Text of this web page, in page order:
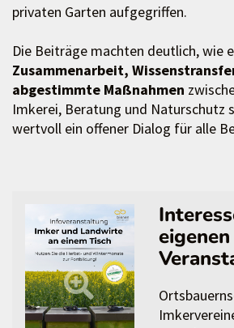
privaten Garten aufgegriffen.
Die Beiträge machten deutlich, wie
Zusammenarbeit,
abgestimmte Maßnahmen
Imkerei, Beratung und Naturschutz
wertvoll ein offener Dialog für alle
eigenen